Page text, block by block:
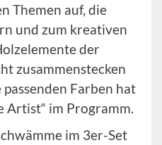
Themen auf, die
und zum kreativen
der
zusammenstecken
Farben hat
Artist“ im Programm.
im 3er-Set